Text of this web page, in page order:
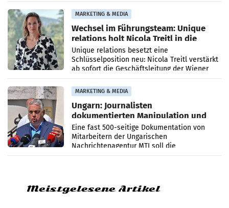
MARKETING & MEDIA
Wechsel im Führungsteam: Unique
relations holt Nicola Treitl in die
Geschäftsleitung
Unique relations besetzt eine
Schlüsselposition neu: Nicola Treitl verstärkt
ab sofort die Geschäftsleitung der Wiener
PR-Agentur an der Seite von Josef Kalina und
Anna Kalina-Mahr.
MARKETING & MEDIA
Ungarn: Journalisten
dokumentierten Manipulation und
Zensur
Eine fast 500-seitige Dokumentation von
Mitarbeitern der Ungarischen
Nachrichtenagentur MTI soll die
systematische Nachrichten-Manipulation und
Meistgelesene Artikel